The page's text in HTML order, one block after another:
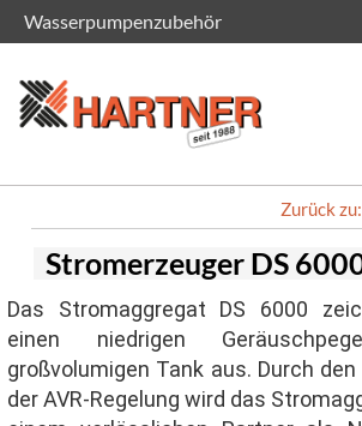
Zurück
Stromerzeuger DS
Das Stromaggregat DS 6000
einen niedrigen
großvolumigen Tank aus. Durch
der AVR-Regelung wird das
Wasserpumpenzubehör